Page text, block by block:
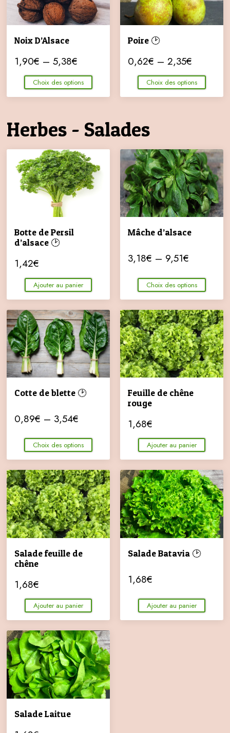
Noix D’Alsace
1,90€ –5,38€
Choix des options
Poire 🕑
0,62€ – 2,35€
Choix des options
Herbes - Salades
Botte de Persil
d’alsace 🕑
1,42€
Ajouter au panier
Mâche d’alsace
3,18€ – 9,51€
Choix des options
Cotte de blette 🕑
0,89€ – 3,54€
Choix des options
Feuille de chêne
rouge
1,68€
Ajouter au panier
Salade feuille de
chêne
1,68€
Ajouter au panier
Salade Batavia 🕑
1,68€
Ajouter au panier
Salade Laitue